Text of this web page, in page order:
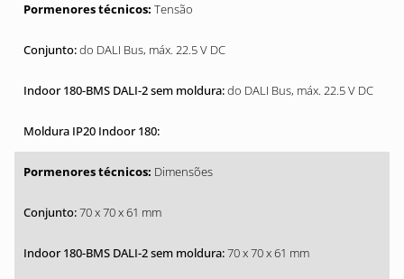
Tensão
do DALI Bus, máx. 22.5 V DC
do DALI Bus, máx. 22.5 V DC
Dimensões
70 x 70 x 61 mm
70 x 70 x 61 mm